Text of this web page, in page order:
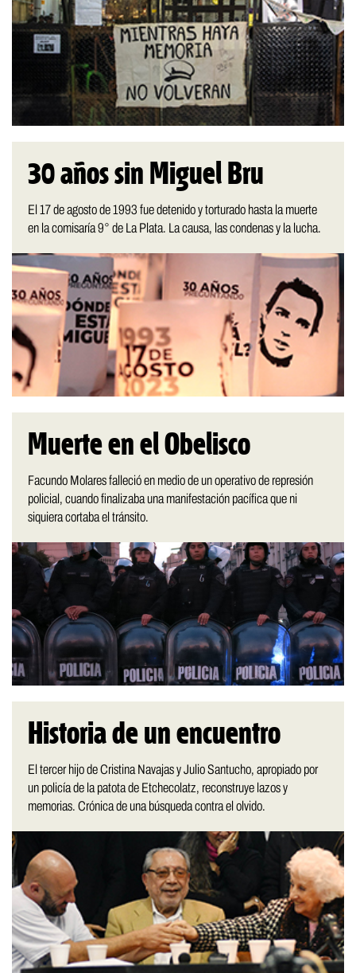
30 años sin Miguel Bru
El 17 de agosto de 1993 fue detenido y torturado hasta la muerte
en la comisaría 9° de La Plata. La causa, las condenas y la lucha.
Muerte en el Obelisco
Facundo Molares falleció en medio de un operativo de represión
policial, cuando finalizaba una manifestación pacífica que ni
siquiera cortaba el tránsito.
Historia de un encuentro
El tercer hijo de Cristina Navajas y Julio Santucho, apropiado por
un policía de la patota de Etchecolatz, reconstruye lazos y
memorias. Crónica de una búsqueda contra el olvido.